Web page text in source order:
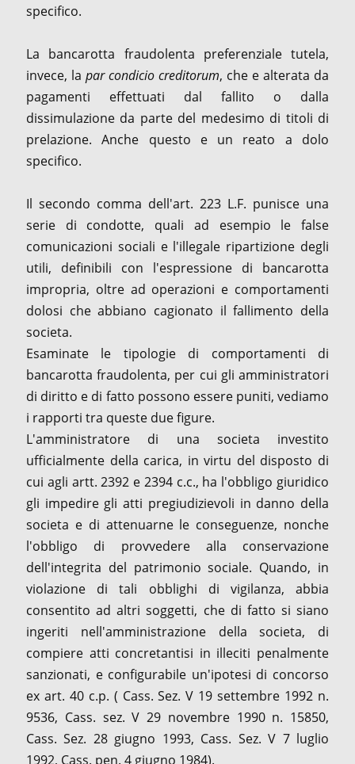
specifico.
La bancarotta fraudolenta preferenziale tutela,
invece, la par condicio creditorum, che e alterata da
pagamenti effettuati dal fallito o dalla
dissimulazione da parte del medesimo di titoli di
prelazione. Anche questo e un reato a dolo
specifico.
Il secondo comma dell'art. 223 L.F. punisce una
serie di condotte, quali ad esempio le false
comunicazioni sociali e l'illegale ripartizione degli
utili, definibili con l'espressione di bancarotta
impropria, oltre ad operazioni e comportamenti
dolosi che abbiano cagionato il fallimento della
societa.
Esaminate le tipologie di comportamenti di
bancarotta fraudolenta, per cui gli amministratori
di diritto e di fatto possono essere puniti, vediamo
i rapporti tra queste due figure.
L'amministratore di una societa investito
ufficialmente della carica, in virtu del disposto di
cui agli artt. 2392 e 2394 c.c., ha l'obbligo giuridico
gli impedire gli atti pregiudizievoli in danno della
societa e di attenuarne le conseguenze, nonche
l'obbligo di provvedere alla conservazione
dell'integrita del patrimonio sociale. Quando, in
violazione di tali obblighi di vigilanza, abbia
consentito ad altri soggetti, che di fatto si siano
ingeriti nell'amministrazione della societa, di
compiere atti concretantisi in illeciti penalmente
sanzionati, e configurabile un'ipotesi di concorso
ex art. 40 c.p. ( Cass. Sez. V 19 settembre 1992 n.
9536, Cass. sez. V 29 novembre 1990 n. 15850,
Cass. Sez. 28 giugno 1993, Cass. Sez. V 7 luglio
1992, Cass. pen. 4 giugno 1984).